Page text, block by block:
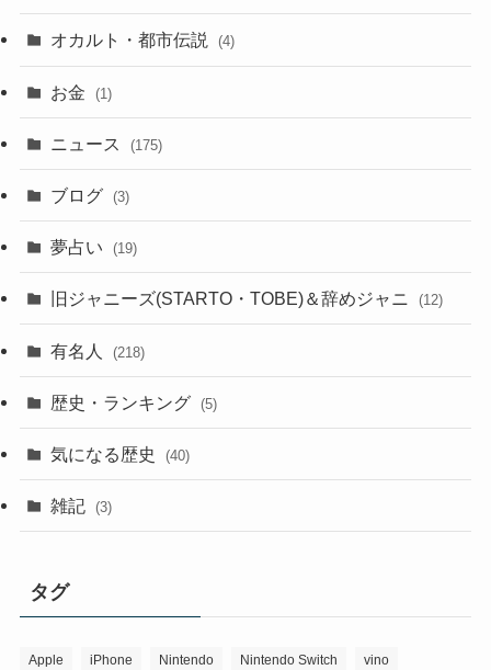
オカルト・都市伝説 (4)
お金 (1)
ニュース (175)
ブログ (3)
夢占い (19)
旧ジャニーズ(STARTO・TOBE)＆辞めジャニ (12)
有名人 (218)
歴史・ランキング (5)
気になる歴史 (40)
雑記 (3)
タグ
Apple iPhone Nintendo Nintendo Switch vino